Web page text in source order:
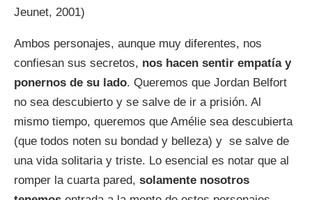
Jeunet, 2001)
Ambos personajes, aunque muy diferentes, nos
confiesan sus secretos, nos hacen sentir empatía y
ponernos de su lado. Queremos que Jordan Belfort
no sea descubierto y se salve de ir a prisión. Al
mismo tiempo, queremos que Amélie sea descubierta
(que todos noten su bondad y belleza) y se salve de
una vida solitaria y triste. Lo esencial es notar que al
romper la cuarta pared, solamente nosotros